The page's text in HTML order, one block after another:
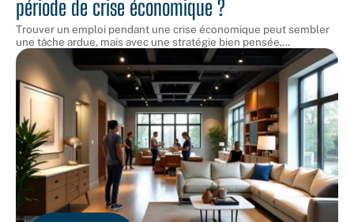
période de crise économique ?
Trouver un emploi pendant une crise économique peut sembler
une tâche ardue, mais avec une stratégie bien pensée,…